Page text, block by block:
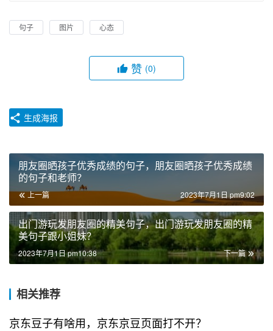
句子 图片 心态
赞 (0)
生成海报
朋友圈晒孩子优秀成绩的句子，朋友圈晒孩子优秀成绩
的句子和老师？
上一篇 2023年7月1日 pm9:02
出门游玩发朋友圈的精美句子，出门游玩发朋友圈的精
美句子跟小姐妹？
下一篇
2023年7月1日 pm10:38
相关推荐
京东豆子有啥用，京东京豆页面打不开？